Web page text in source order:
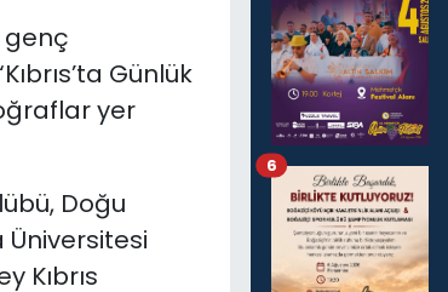
genç
Günlük
yer
Doğu
Üniversitesi
Kıbrıs
6